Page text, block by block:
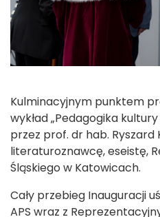
Kulminacyjnym punktem
wykład „Pedagogika
przez prof. dr hab. Ryszard
literaturoznawcę, eseistę,
Śląskiego w Katowicach.
Cały przebieg Inauguracji
APS wraz z